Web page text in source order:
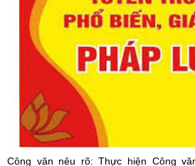
Công văn nêu rõ: Thực hiện Công